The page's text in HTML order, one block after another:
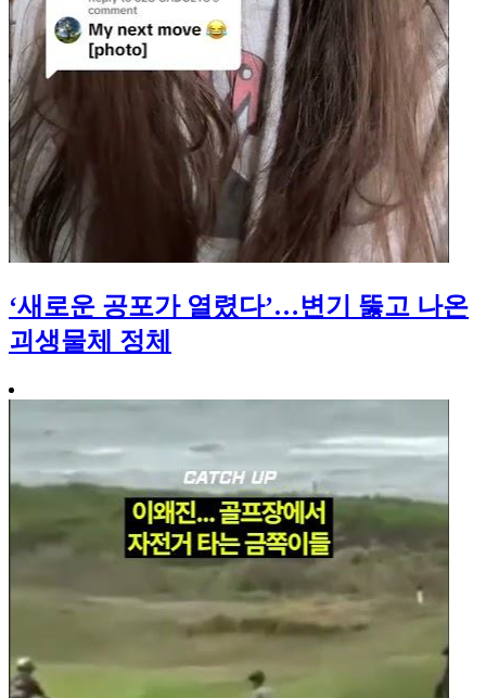
‘새로운 공포가 열렸다’…변기 뚫고 나온
괴생물체 정체